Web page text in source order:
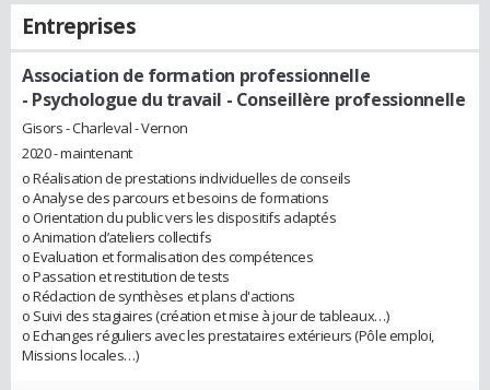
Entreprises
Association de formation professionnelle
- Psychologue du travail - Conseillère professionnelle
Gisors - Charleval - Vernon
2020 - maintenant
o Réalisation de prestations individuelles de conseils
o Analyse des parcours et besoins de formations
o Orientation du public vers les dispositifs adaptés
o Animation d’ateliers collectifs
o Evaluation et formalisation des compétences
o Passation et restitution de tests
o Rédaction de synthèses et plans d'actions
o Suivi des stagiaires (création et mise à jour de tableaux…)
o Echanges réguliers avec les prestataires extérieurs (Pôle emploi,
Missions locales…)